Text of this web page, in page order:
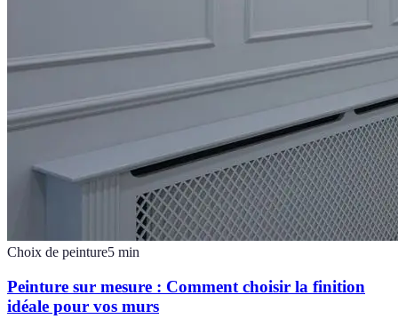
Choix de peinture5 min
Peinture sur mesure : Comment choisir la finition
idéale pour vos murs